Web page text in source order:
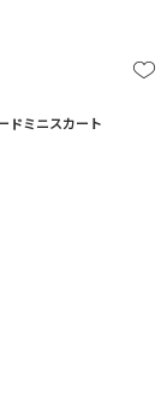
ドミニスカート